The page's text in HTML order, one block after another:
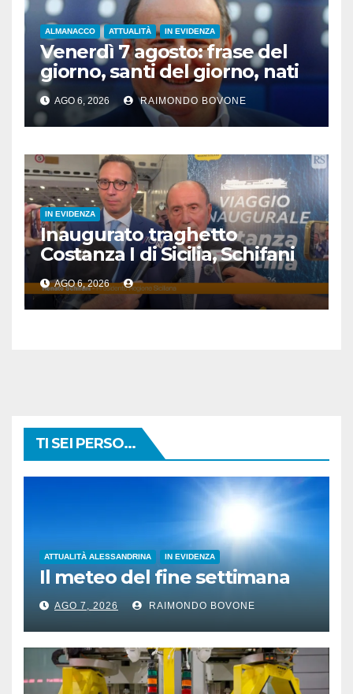
ALMANACCO ATTUALITÀ IN EVIDENZA
Venerdì 7 agosto: frase del
giorno, santi del giorno, nati
famosi, accadde oggi
AGO 6, 2026 RAIMONDO BOVONE
IN EVIDENZA
Inaugurato traghetto
Costanza I di Sicilia, Schifani
“Mantenuto impegni presi”
AGO 6, 2026
TI SEI PERSO...
ATTUALITÀ ALESSANDRINA IN EVIDENZA
Il meteo del fine settimana
AGO 7, 2026 RAIMONDO BOVONE